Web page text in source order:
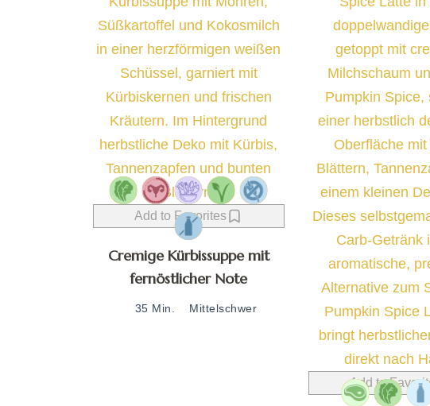
Add to Favorites
Cremige Kürbissuppe mit
fernöstlicher Note
35 Min. Mittelschwer
Add to